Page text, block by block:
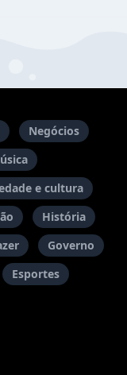
Negócios
e cultura
História
Governo
Esportes